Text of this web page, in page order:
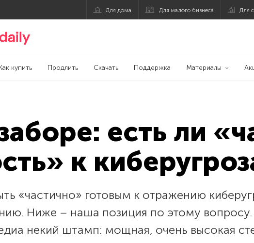
Для дома Для малого бизнеса Для
купить Продлить Скачать Поддержка Материалы
есть ли
к
«частично» готовым к отражению
Ниже – наша позиция по этому вопросу.
некий штамп: мощная, очень высокая